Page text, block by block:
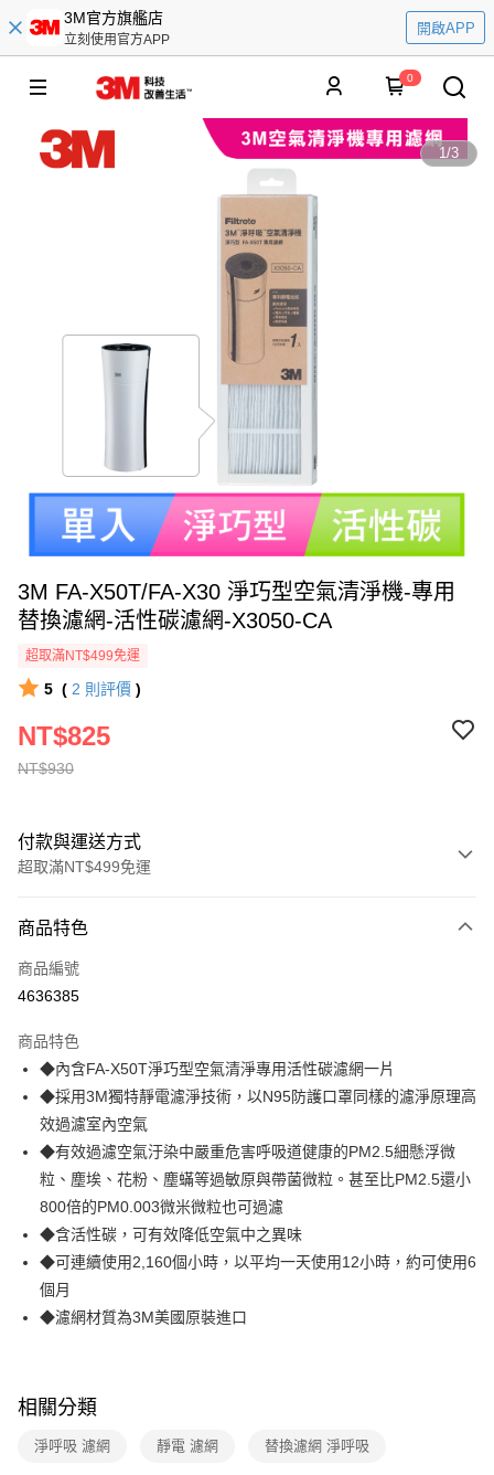
3M官方旗艦店
立刻使用官方APP
開啟APP
0
1/3
3M FA-X50T/FA-X30 淨巧型空氣清淨機-專用
替換濾網-活性碳濾網-X3050-CA
超取滿NT$499免運
5 ( 2 則評價 )
NT$930
NT$825
付款與運送方式
超取滿NT$499免運
信用卡一次付款
信用卡分期付款
合作金庫商業銀行
華南商業銀行
彰化商業銀行
上海商業儲蓄銀行
台北富邦商業銀行
國泰世華商業銀行
臺灣中小企業銀行
台中商業銀行
匯豐（台灣）商業銀行
華泰商業銀行
聯邦商業銀行
遠東國際商業銀行
元大商業銀行
永豐商業銀行
玉山商業銀行
星展（台灣）商業銀行
台新國際商業銀行
中國信託商業銀行
台灣樂天信用卡公司
超商取貨付款
LINE Pay
Apple Pay
街口支付
AFTEE先享後付
相關說明
【關於「AFTEE先享後付」】
２．便利：只要手機號碼，簡訊認證，即可結帳。
３．安心：先確認商品／服務後，再付款。
【「AFTEE先享後付」結帳流程】
全家取貨付款
每筆NT$60，滿NT$499(含以上)免運費
商品特色
商品編號
4636385
商品特色
◆內含FA-X50T淨巧型空氣清淨專用活性碳濾網一片
◆採用3M獨特靜電濾淨技術，以N95防護口罩同樣的濾淨原理高
效過濾室內空氣
◆有效過濾空氣汙染中嚴重危害呼吸道健康的PM2.5細懸浮微
粒、塵埃、花粉、塵蟎等過敏原與帶菌微粒。甚至比PM2.5還小
800倍的PM0.003微米微粒也可過濾
◆含活性碳，可有效降低空氣中之異味
◆可連續使用2,160個小時，以平均一天使用12小時，約可使用6
個月
◆濾網材質為3M美國原裝進口
相關分類
淨呼吸 濾網 靜電 濾網 替換濾網 淨呼吸